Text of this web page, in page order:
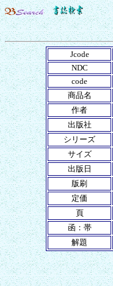
Jcode
NDC
code
商品名
作者
出版社
シリーズ
サイズ
出版日
版刷
定価
頁
函：帯
解題